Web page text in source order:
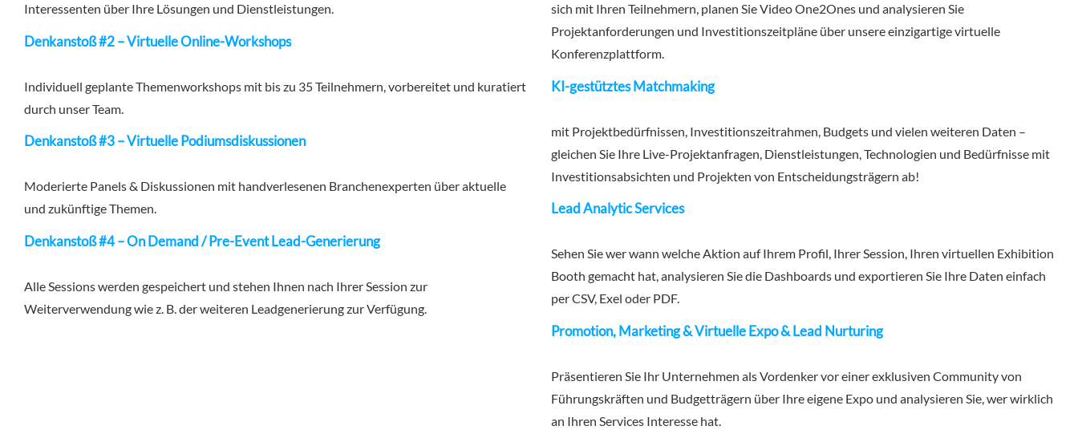
Interessenten über Ihre Lösungen und Dienstleistungen.
Denkanstoß #2 – Virtuelle Online-Workshops
Individuell geplante Themenworkshops mit bis zu 35 Teilnehmern, vorbereitet und kuratiert
durch unser Team.
Denkanstoß #3 – Virtuelle Podiumsdiskussionen
Moderierte Panels & Diskussionen mit handverlesenen Branchenexperten über aktuelle
und zukünftige Themen.
Denkanstoß #4 – On Demand / Pre-Event Lead-Generierung
Alle Sessions werden gespeichert und stehen Ihnen nach Ihrer Session zur
Weiterverwendung wie z. B. der weiteren Leadgenerierung zur Verfügung.
sich mit Ihren Teilnehmern, planen Sie Video One2Ones und analysieren Sie
Projektanforderungen und Investitionszeitpläne über unsere einzigartige virtuelle
Konferenzplattform.
KI-gestütztes Matchmaking
mit Projektbedürfnissen, Investitionszeitrahmen, Budgets und vielen weiteren Daten –
gleichen Sie Ihre Live-Projektanfragen, Dienstleistungen, Technologien und Bedürfnisse mit
Investitionsabsichten und Projekten von Entscheidungsträgern ab!
Lead Analytic Services
Sehen Sie wer wann welche Aktion auf Ihrem Profil, Ihrer Session, Ihren virtuellen Exhibition
Booth gemacht hat, analysieren Sie die Dashboards und exportieren Sie Ihre Daten einfach
per CSV, Exel oder PDF.
Promotion, Marketing & Virtuelle Expo & Lead Nurturing
Präsentieren Sie Ihr Unternehmen als Vordenker vor einer exklusiven Community von
Führungskräften und Budgetträgern über Ihre eigene Expo und analysieren Sie, wer wirklich
an Ihren Services Interesse hat.